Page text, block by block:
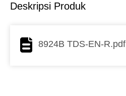
Deskripsi Produk
8924B TDS-EN-R.pdf